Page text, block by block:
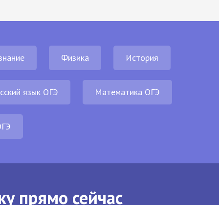
Физика История
язык ОГЭ Математика ОГЭ
прямо сейчас